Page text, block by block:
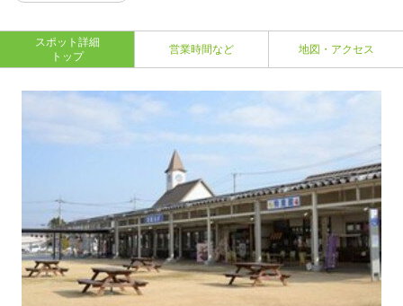
スポット詳細
トップ
営業時間など 地図・アクセス